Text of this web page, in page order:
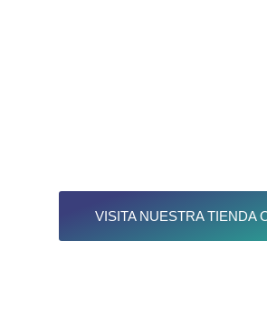
VISITA NUESTRA TIENDA